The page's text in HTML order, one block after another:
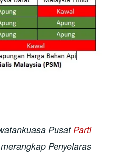
PusatParti
merangkap Penyelaras